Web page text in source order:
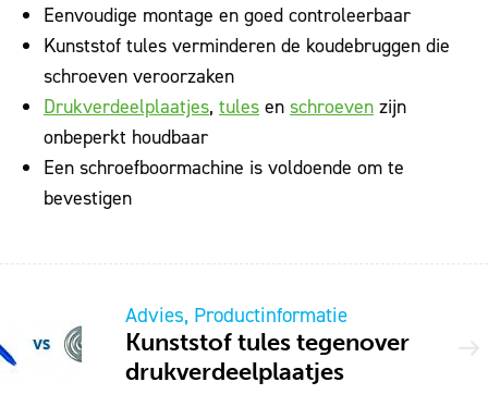
Eenvoudige montage en goed controleerbaar
Kunststof tules verminderen de koudebruggen die
schroeven veroorzaken
Drukverdeelplaatjes, tules en schroeven zijn
onbeperkt houdbaar
Een schroefboormachine is voldoende om te
bevestigen
Advies Productinformatie
Kunststof tules tegenover
drukverdeelplaatjes